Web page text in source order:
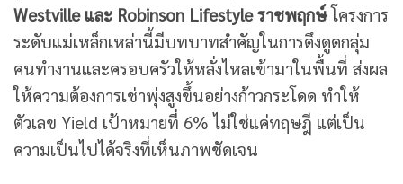
Westville และ Robinson Lifestyle ราชพฤกษ์โครงการ
ระดับแม่เหล็กเหล่านี้มีบทบาทสำคัญในการดึงดูดกลุ่ม
คนทำงานและครอบครัวให้หลั่งไหลเข้ามาในพื้นที่ ส่งผล
ให้ความต้องการเช่าพุ่งสูงขึ้นอย่างก้าวกระโดด ทำให้
ตัวเลข Yield เป้าหมายที่ 6% ไม่ใช่แค่ทฤษฎี แต่เป็น
ความเป็นไปได้จริงที่เห็นภาพชัดเจน